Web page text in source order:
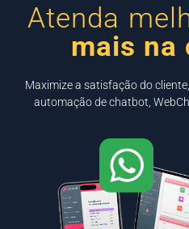
Atenda
mais na
Maximize a satisfação do
automação de chatbot,